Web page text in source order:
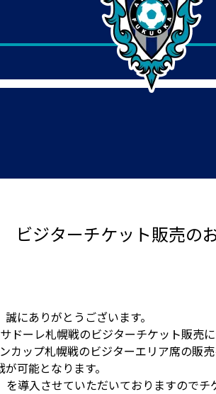
ジターチケット販売の
にありがとうございます。
ーレ札幌戦のビジターチケット販売
ップ札幌戦のビジターエリア席の販
可能となります。
導入させていただいておりますので